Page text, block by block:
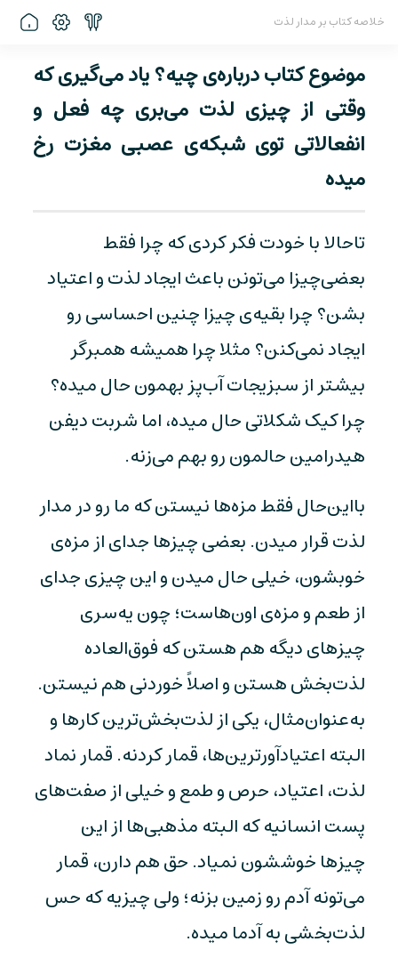
خلاصه کتاب بر مدار لذت
موضوع کتاب درباره‌ی چیه؟ یاد می‌گیری که
وقتی از چیزی لذت می‌بری چه فعل و
انفعالاتی توی شبکه‌ی عصبی مغزت رخ
میده
تاحالا با خودت فکر کردی که چرا فقط
بعضی‌چیزا می‌تونن باعث ایجاد لذت و اعتیاد
بشن؟ چرا بقیه‌ی چیزا چنین احساسی رو
ایجاد نمی‌کنن؟ مثلا چرا همیشه همبرگر
بیشتر از سبزیجات آب‌پز بهمون حال میده؟
چرا کیک شکلاتی حال میده، اما شربت دیفن
هیدرامین حالمون رو بهم می‌زنه.
بااین‌حال فقط مزه‌ها نیستن که ما رو در مدار
لذت قرار میدن. بعضی چیزها جدای از مزه‌ی
خوبشون، خیلی حال میدن و این چیزی جدای
از طعم و مزه‌ی اون‌هاست؛ چون یه‌سری
چیزهای دیگه هم هستن که فوق‌العاده
لذت‌بخش هستن و اصلاً خوردنی هم نیستن.
به‌عنوان‌مثال، یکی از لذت‌بخش‌ترین کارها و
البته اعتیادآورترین‌ها، قمار کردنه. قمار نماد
لذت، اعتیاد، حرص و طمع و خیلی از صفت‌های
پست انسانیه که البته مذهبی‌ها از این
چیزها خوششون نمیاد. حق هم دارن، قمار
می‌تونه آدم رو زمین بزنه؛ ولی چیزیه که حس
لذت‌بخشی به آدما میده.